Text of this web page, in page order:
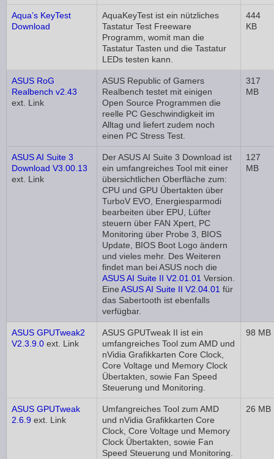
Aqua’s KeyTest
Download
AquaKeyTest ist ein nützliches
Tastatur Test Freeware
Programm, womit man die
Tastatur Tasten und die Tastatur
LEDs testen kann.
444
KB
ASUS RoG
Realbench v2.43
ext. Link
ASUS Republic of Gamers
Realbench testet mit einigen
Open Source Programmen die
reelle PC Geschwindigkeit im
Alltag und liefert zudem noch
einen PC Stress Test.
317
MB
ASUS AI Suite 3
Download V3.00.13
ext. Link
Der ASUS AI Suite 3 Download ist
ein umfangreiches Tool mit einer
übersichtlichen Oberfläche zum:
CPU und GPU Übertakten über
TurboV EVO, Energiesparmodi
bearbeiten über EPU, Lüfter
steuern über FAN Xpert, PC
Monitoring über Probe 3, BIOS
Update, BIOS Boot Logo ändern
und vieles mehr. Des Weiteren
findet man bei ASUS noch die
ASUS AI Suite II V2.01.01 Version.
Eine ASUS AI Suite II V2.04.01 für
das Sabertooth ist ebenfalls
verfügbar.
127
MB
ASUS GPUTweak2
V2.3.9.0 ext. Link
ASUS GPUTweak II ist ein
umfangreiches Tool zum AMD und
nVidia Grafikkarten Core Clock,
Core Voltage und Memory Clock
Übertakten, sowie Fan Speed
Steuerung und Monitoring.
98 MB
ASUS GPUTweak
2.6.9 ext. Link
Umfangreiches Tool zum AMD
und nVidia Grafikkarten Core
Clock, Core Voltage und Memory
Clock Übertakten, sowie Fan
Speed Steuerung und Monitoring.
26 MB